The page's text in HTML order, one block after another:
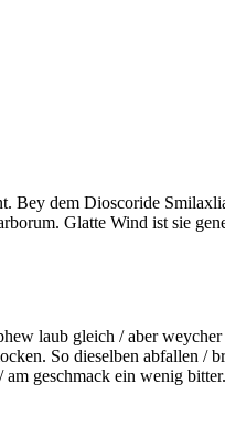
Bey dem Dioscoride
Glatte Wind ist sie
laub gleich / aber weycher
So dieselben abfallen /
geschmack ein wenig bitter.